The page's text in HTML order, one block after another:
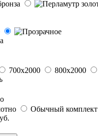
700х2000 800х2000
Обычный комплект